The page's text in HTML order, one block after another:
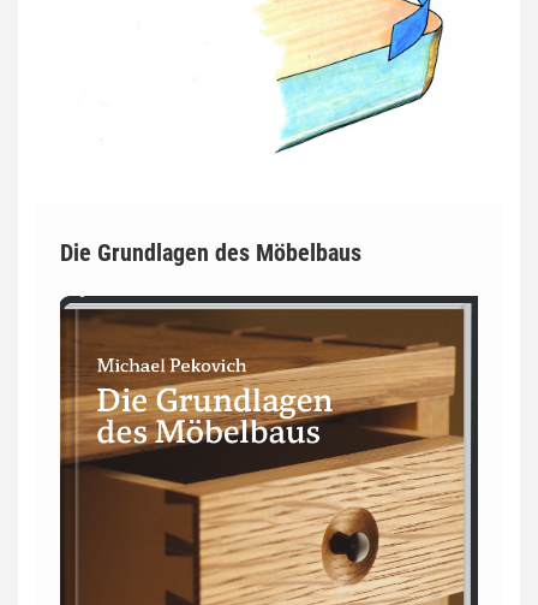
Die Grundlagen des Möbelbaus